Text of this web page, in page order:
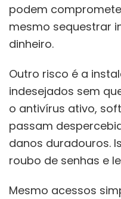
podem
mesmo sequestrar
dinheiro.
Outro risco é a
indesejados sem
o antivírus ativo,
passam
danos duradouros.
roubo de senhas e
Mesmo acessos